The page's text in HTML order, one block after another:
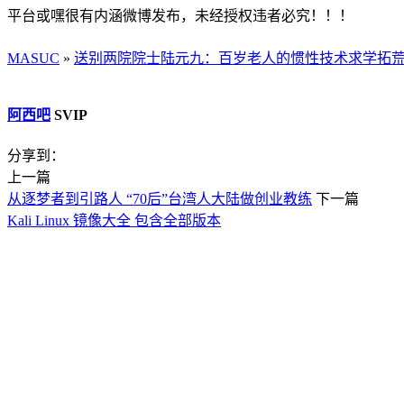
平台或嘿很有内涵微博发布，未经授权违者必究！！！
MASUC » 送别两院院士陆元九：百岁老人的惯性技术求学拓
阿西吧 SVIP
分享到：
上一篇
从逐梦者到引路人 “70后”台湾人大陆做创业教练 下一篇
Kali Linux 镜像大全 包含全部版本